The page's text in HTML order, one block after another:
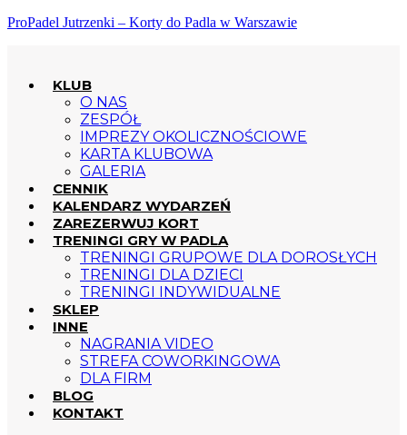
ProPadel Jutrzenki – Korty do Padla w Warszawie
KLUB
O NAS
ZESPÓŁ
IMPREZY OKOLICZNOŚCIOWE
KARTA KLUBOWA
GALERIA
CENNIK
KALENDARZ WYDARZEŃ
ZAREZERWUJ KORT
TRENINGI GRY W PADLA
TRENINGI GRUPOWE DLA DOROSŁYCH
TRENINGI DLA DZIECI
TRENINGI INDYWIDUALNE
SKLEP
INNE
NAGRANIA VIDEO
STREFA COWORKINGOWA
DLA FIRM
BLOG
KONTAKT